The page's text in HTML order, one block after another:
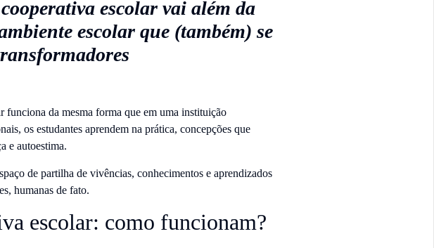
escolar vai além da
escolar que (também) se
funciona da mesma forma que em uma instituição
os estudantes aprendem na prática, concepções que
e autoestima.
de partilha de vivências, conhecimentos e aprendizados
humanas de fato.
escolar: como funcionam?